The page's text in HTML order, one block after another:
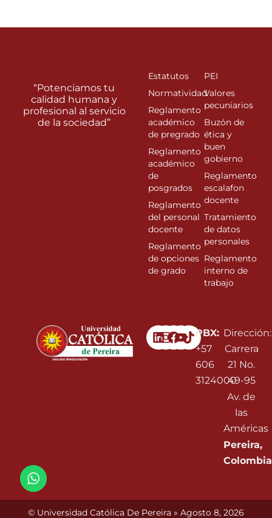
Linkedin
Instagram
Facebook
Youtube
PBX:
+57
606
3124000
Dirección:
Carrera
21 No.
49-95
Av. de
las
Américas
Pereira,
Colombia
“Potenciamos tu
calidad humana y
profesional al servicio
de la sociedad”
Estatutos
Normatividad
Reglamento
académico
de pregrado
Reglamento
académico
de
posgrados
Reglamento
del personal
docente
Reglamento
de opciones
de grado
PEI
Valores
pecuniarios
Buzón de
ética y
buen
gobierno
Reglamento
escalafon
docente
Tratamiento
de datos
personales
Reglamento
interno de
trabajo
© Universidad Católica De Pereira » Agosto 8, 2026